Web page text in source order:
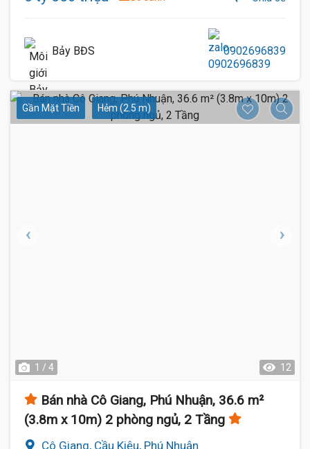
Bảy BĐS 0902696839
Gần Mặt Tiền Hẻm (2.5 m)
1 / 4 12
Bán nhà Cô Giang, Phú Nhuận, 36.6 m²
(3.8m x 10m) 2 phòng ngủ, 2 Tầng
Cô Giang, Cầu Kiệu, Phú Nhuận